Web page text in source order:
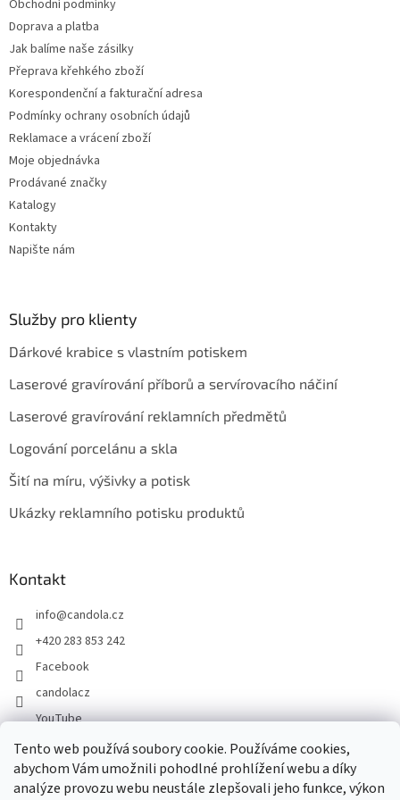
Tento web používá soubory cookie. Používáme cookies,
abychom Vám umožnili pohodlné prohlížení webu a díky
analýze provozu webu neustále zlepšovali jeho funkce, výkon
s
Obchodní podmínky
Doprava a platba
Jak balíme naše zásilky
Přeprava křehkého zboží
Korespondenční a fakturační adresa
Podmínky ochrany osobních údajů
Reklamace a vrácení zboží
Moje objednávka
Prodávané značky
Katalogy
Kontakty
Napište nám
Služby pro klienty
Dárkové krabice s vlastním potiskem
Laserové gravírování příborů a servírovacího náčiní
Laserové gravírování reklamních předmětů
Logování porcelánu a skla
Šití na míru, výšivky a potisk
Ukázky reklamního potisku produktů
Kontakt
info@candola.cz
+420 283 853 242
Facebook
candolacz
YouTube
Přijímáme online platby